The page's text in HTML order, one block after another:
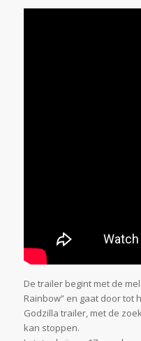
De trailer begint met de
Rainbow” en gaat door tot
Godzilla trailer, met de
kan stoppen.